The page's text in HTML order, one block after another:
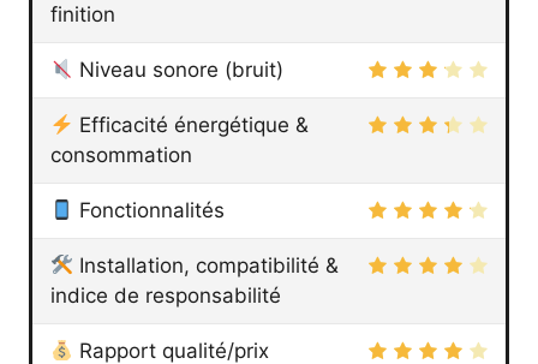
finition
Niveau sonore (bruit)
Efficacité énergétique &
consommation
Fonctionnalités
Installation, compatibilité &
indice de responsabilité
Rapport qualité/prix